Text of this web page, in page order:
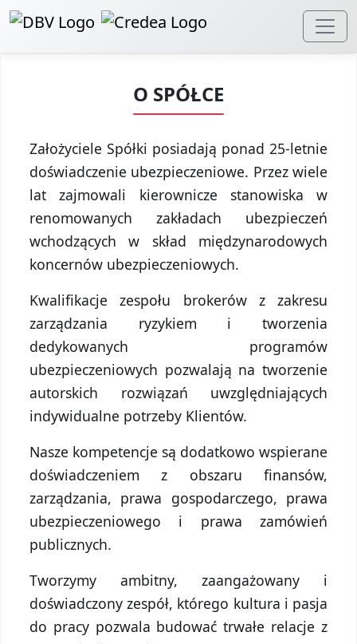
O SPÓŁCE
Założyciele Spółki posiadają ponad 25-letnie
doświadczenie ubezpieczeniowe. Przez wiele
lat zajmowali kierownicze stanowiska w
renomowanych zakładach ubezpieczeń
wchodzących w skład międzynarodowych
koncernów ubezpieczeniowych.
Kwalifikacje zespołu brokerów z zakresu
zarządzania ryzykiem i tworzenia
dedykowanych programów
ubezpieczeniowych pozwalają na tworzenie
autorskich rozwiązań uwzględniających
indywidualne potrzeby Klientów.
Nasze kompetencje są dodatkowo wspierane
doświadczeniem z obszaru finansów,
zarządzania, prawa gospodarczego, prawa
ubezpieczeniowego i prawa zamówień
publicznych.
Tworzymy ambitny, zaangażowany i
doświadczony zespół, którego kultura i pasja
do pracy pozwala budować trwałe relacje z